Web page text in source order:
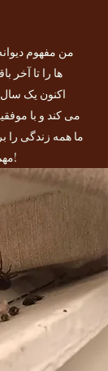
من مفهوم
ها را تا آخر
اکنون یک
می کند و با
ما همه زندگی را
مهم می دانیم و مارگو تفاوتی ندارد!